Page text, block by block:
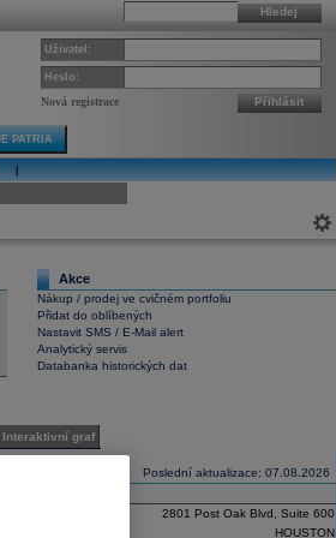
Hledej
Uživatel:
Heslo:
Nová registrace Přihlásit
PATRIA
Akce
Nákup / prodej ve cvičném portfoliu
Přidat do oblíbených
Nastavit SMS / E-Mail alert
Analytický servis
Databanka historických dat
Interaktivní graf
Poslední aktualizace: 07.08.2026
2801 Post Oak Blvd, Suite 600
HOUSTON